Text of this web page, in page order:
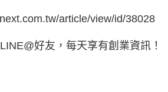
article/view/id/38028
好友，每天享有創業資訊！